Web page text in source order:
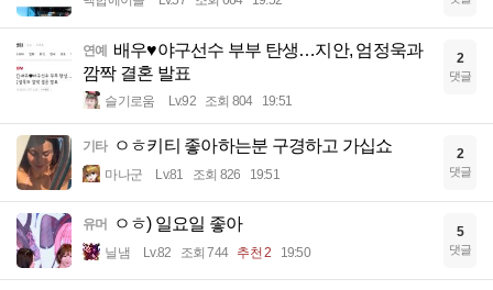
연예 배우♥야구선수 부부 탄생…지안, 엄정욱과
깜짝 결혼 발표
슬기로움 Lv.92 조회 804 19:51
2
댓글
기타 ㅇㅎ키티 좋아하는분 구경하고 가십쇼
마나군 Lv.81 조회 826 19:51
2
댓글
유머 ㅇㅎ) 일요일 좋아
닐냄 Lv.82 조회 744 추천 2 19:50
5
댓글